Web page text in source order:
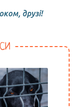
друзі!